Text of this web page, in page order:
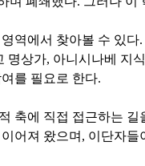
역에서 찾아볼 수 있
상가, 아니시나베 지
를 필요로 한다.
축에 직접 접근하는
어져 왔으며, 이단자